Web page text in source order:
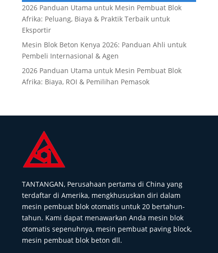
2026 Panduan Utama untuk Mesin Pembuat Blok
Afrika: Peluang, Biaya & Praktik Terbaik untuk
Eksportir
Mesin Blok Beton Kenya 2026: Panduan Ahli untuk
Pembeli Internasional & Agen
2026 Panduan Utama untuk Mesin Pembuat Blok
Afrika: Biaya, ROI & Pemilihan Pemasok
TANTANGAN, Perusahaan pertama di China yang
terdaftar di Amerika, mengkhususkan diri dalam
mesin pembuat blok otomatis untuk 20 bertahun-
tahun. Kami dapat menawarkan Anda mesin blok
otomatis sepenuhnya, mesin pembuat paving block,
mesin pembuat blok beton dll.